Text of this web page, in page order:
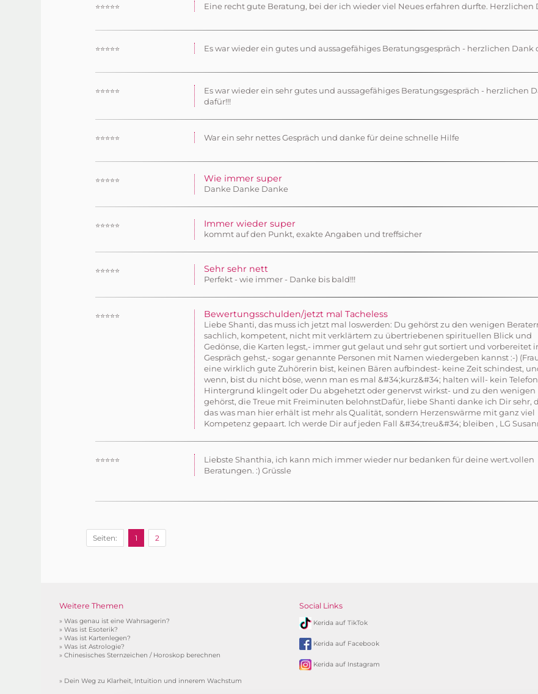
⭐⭐⭐⭐⭐ Eine recht gute Beratung, bei der ich wieder viel Neues erfahren durfte. Herzlichen
⭐⭐⭐⭐⭐ Es war wieder ein gutes und aussagefähiges Beratungsgespräch - herzlichen Dank
⭐⭐⭐⭐⭐
Es war wieder ein sehr gutes und aussagefähiges Beratungsgespräch - herzlichen
dafür!!!
⭐⭐⭐⭐⭐ War ein sehr nettes Gespräch und danke für deine schnelle Hilfe
⭐⭐⭐⭐⭐ Wie immer super
Danke Danke Danke
⭐⭐⭐⭐⭐ Immer wieder super
kommt auf den Punkt, exakte Angaben und treffsicher
⭐⭐⭐⭐⭐ Sehr sehr nett
Perfekt - wie immer - Danke bis bald!!!
⭐⭐⭐⭐⭐ Bewertungsschulden/jetzt mal Tacheless
Liebe Shanti, das muss ich jetzt mal loswerden: Du gehörst zu den wenigen
sachlich, kompetent, nicht mit verklärtem zu übertriebenen spirituellen Blick und
Gedönse, die Karten legst,- immer gut gelaut und sehr gut sortiert und vorbereitet
Gespräch gehst,- sogar genannte Personen mit Namen wiedergeben kannst :-)
eine wirklich gute Zuhörerin bist, keinen Bären aufbindest- keine Zeit schindest,
wenn, bist du nicht böse, wenn man es mal &#34;kurz&#34; halten will- kein
Hintergrund klingelt oder Du abgehetzt oder genervst wirkst- und zu den wenigen
gehörst, die Treue mit Freiminuten belohnstDafür, liebe Shanti danke ich Dir sehr,
das was man hier erhält ist mehr als Qualität, sondern Herzenswärme mit ganz viel
Kompetenz gepaart. Ich werde Dir auf jeden Fall &#34;treu&#34; bleiben , LG
⭐⭐⭐⭐⭐
Liebste Shanthia, ich kann mich immer wieder nur bedanken für deine wert.vollen
Beratungen. :) Grüssle
Seiten: 1 2
Weitere Themen
»Was genau ist eine Wahrsagerin?
»Was ist Esoterik?
»Was ist Kartenlegen?
»Was ist Astrologie?
»Chinesisches Sternzeichen / Horoskop berechnen
» Dein Weg zu Klarheit, Intuition und innerem Wachstum
Social Links
Kerida auf TikTok
Kerida auf Facebook
Kerida auf Instagram